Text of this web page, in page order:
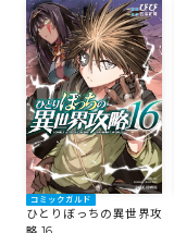
コミックガルド
ひとりぼっちの異世界攻